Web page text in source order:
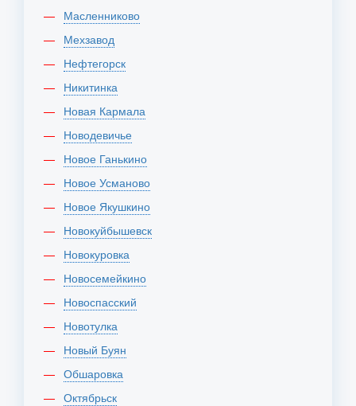
Масленниково
Мехзавод
Нефтегорск
Никитинка
Новая Кармала
Новодевичье
Новое Ганькино
Новое Усманово
Новое Якушкино
Новокуйбышевск
Новокуровка
Новосемейкино
Новоспасский
Новотулка
Новый Буян
Обшаровка
Октябрьск